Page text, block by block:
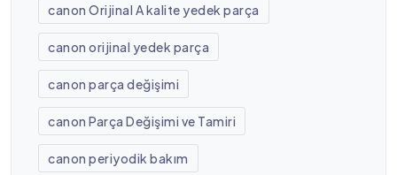
canon Orijinal A kalite yedek parça
canon orijinal yedek parça
canon parça değişimi
canon Parça Değişimi ve Tamiri
canon periyodik bakım